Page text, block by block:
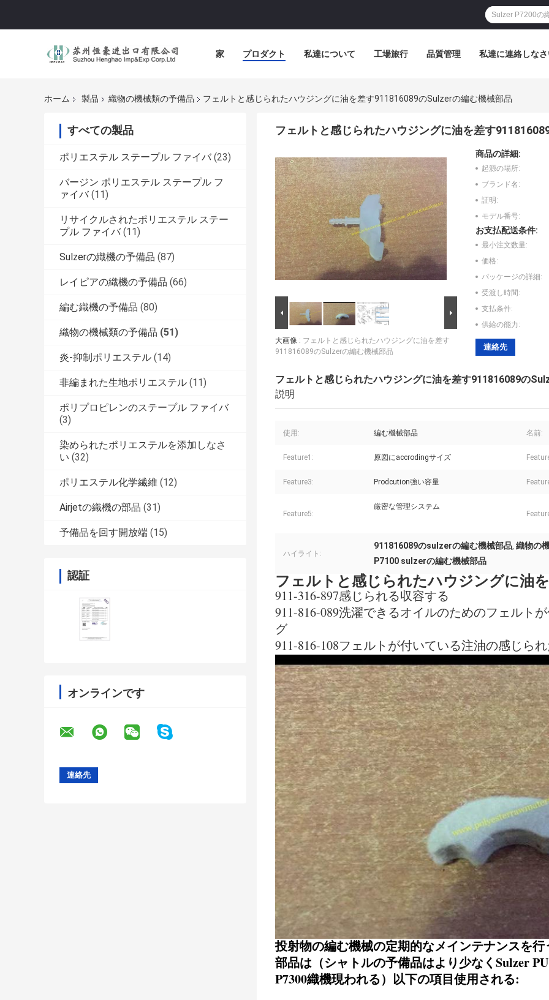
家 プロダクト 私達について 工場旅行 品質管理 私達に連絡しな
ホーム 製品 織物の機械類の予備品 フェルトと感じられたハウジングに油を差す911816089のSulzerの編む機械部品
すべての製品
ポリエステル ステープル ファイバ (23)
バージン ポリエステル ステープル フ
ァイバ (11)
リサイクルされたポリエステル ステー
プル ファイバ (11)
Sulzerの織機の予備品 (87)
レイピアの織機の予備品 (66)
編む織機の予備品 (80)
織物の機械類の予備品 (51)
炎-抑制ポリエステル (14)
非編まれた生地ポリエステル (11)
ポリプロピレンのステープル ファイバ
(3)
染められたポリエステルを添加しなさ
い (32)
ポリエステル化学繊維 (12)
Airjetの織機の部品 (31)
予備品を回す開放端 (15)
認証
オンラインです
フェルトと感じられたハウジングに油を差す
大画像 : フェルトと感じられたハウジングに油を差す
911816089のSulzerの編む機械部品
商品の詳細:
起源の場所:
ブランド名:
証明:
モデル番号:
お支払配送条件:
最小注文数量:
価格:
パッケージの詳細:
受渡し時間:
支払条件:
供給の能力:
連絡先
フェルトと感じられたハウジングに油を差す911816089の
説明
使用: 編む機械部品 名前:
Feature1: 原図にaccrodingサイズ
Feature3: Prodcution強い容量
Feature5:
厳密な管理システム
ハイライト:
911816089のsulzerの編む機械部品, 織物の
P7100 sulzerの編む機械部品
フェルトと感じられたハウジングに油
911-316-897感じられる収容する
911-816-089洗濯できるオイルのためのフェルト
グ
911-816-108フェルトが付いている注油の感じら
投射物の編む機械の定期的なメインテナンスを行
部品は（シャトルの予備品はより少なくSulzer
P7300織機現われる）以下の項目使用される: